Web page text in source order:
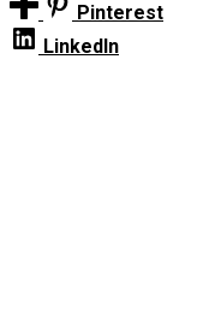
Pinterest
LinkedIn